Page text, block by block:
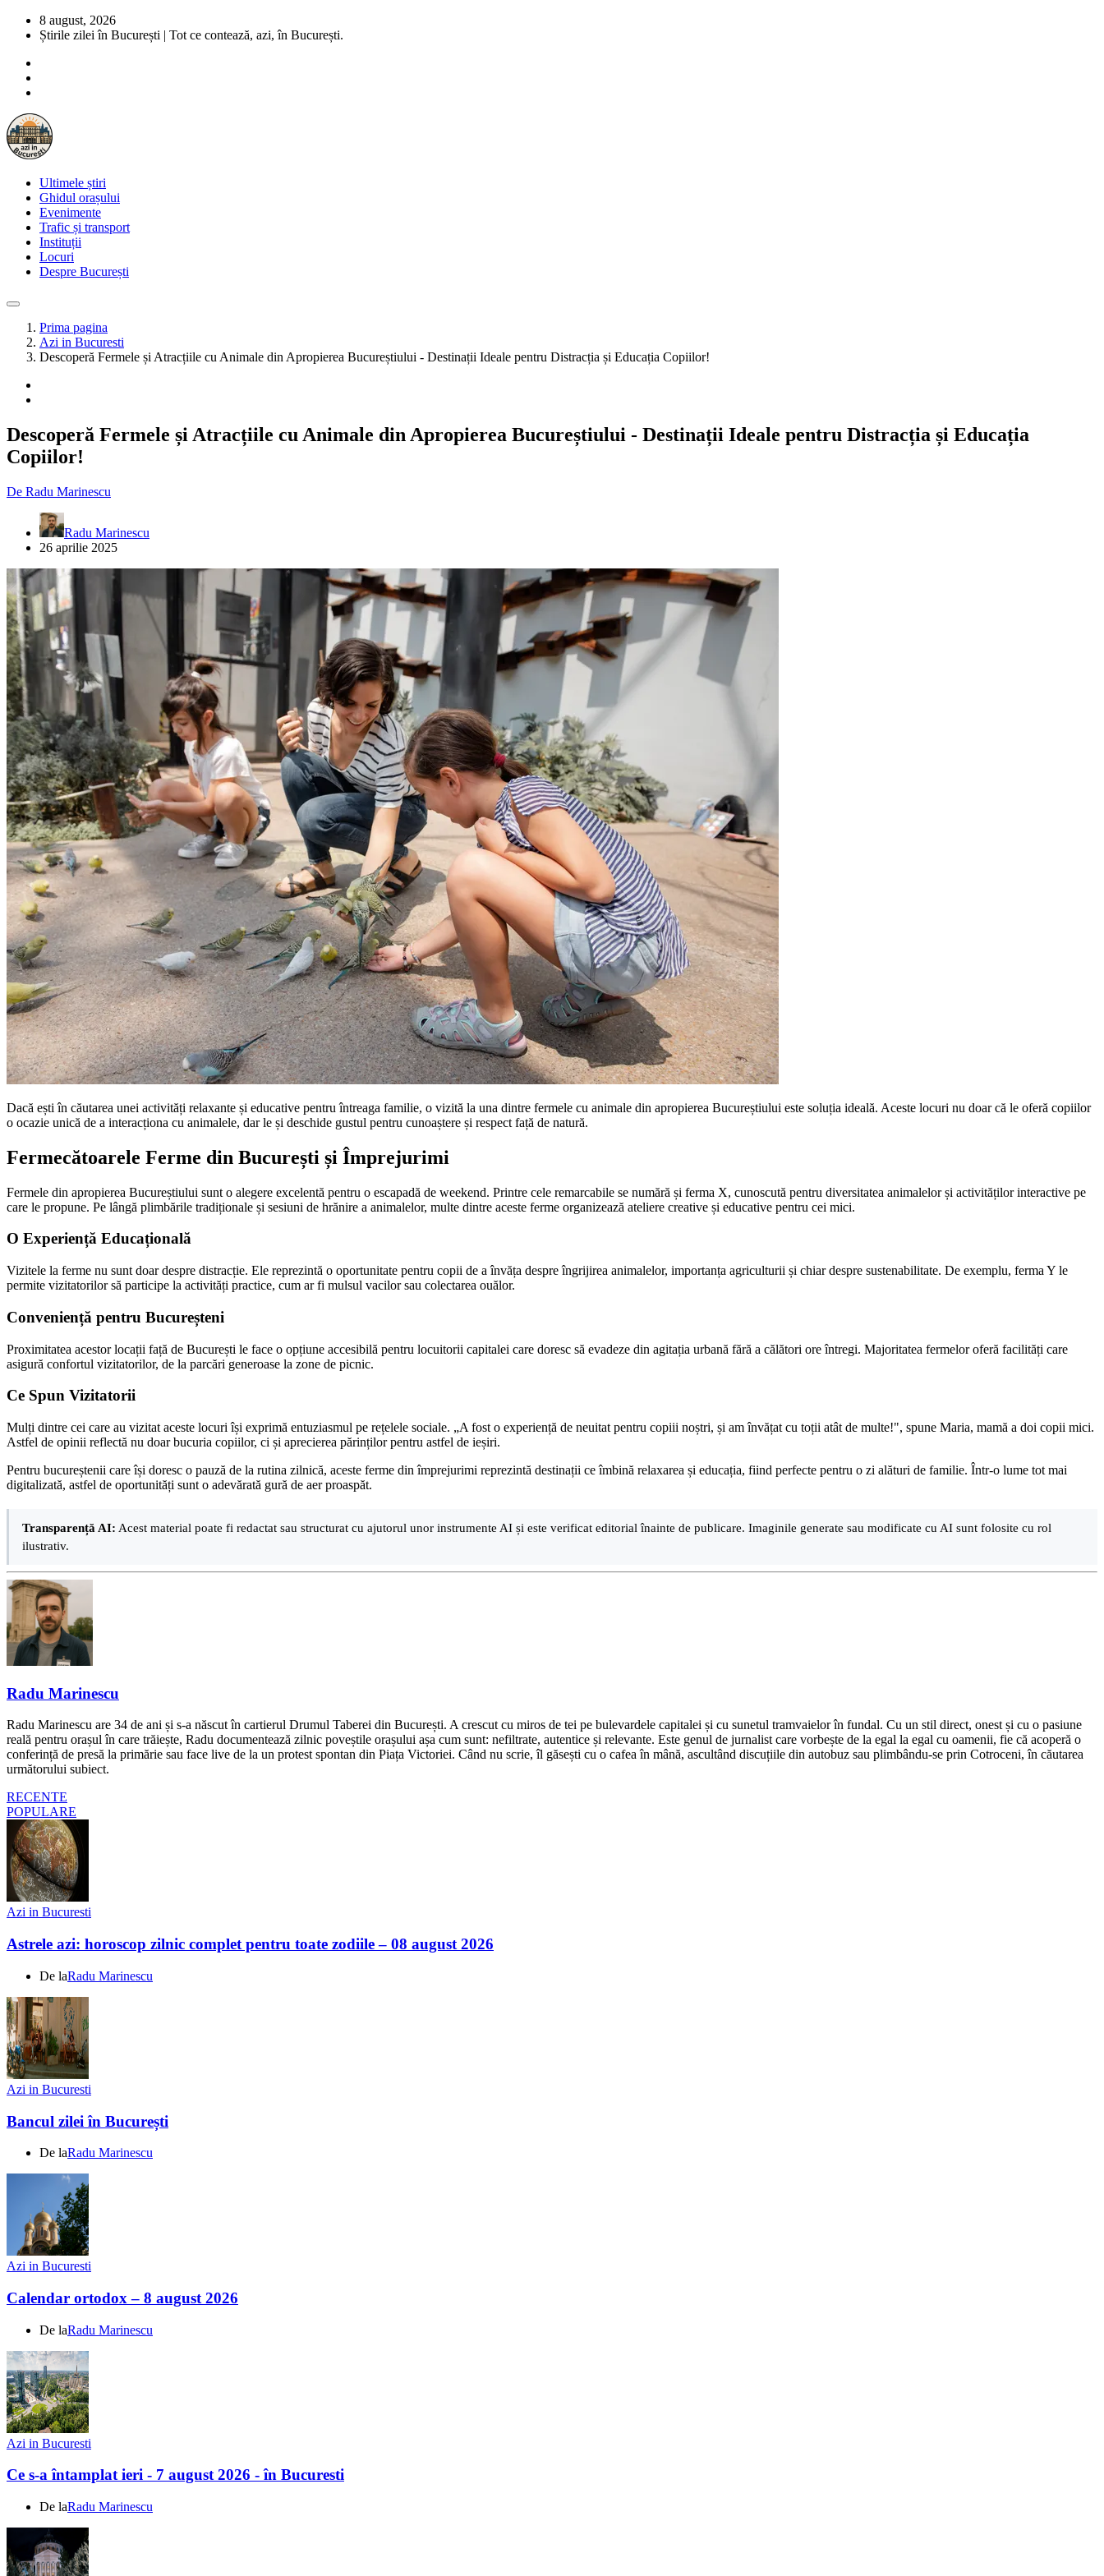
8 august, 2026
Știrile zilei în București | Tot ce contează, azi, în București.
Ultimele știri
Ghidul orașului
Evenimente
Trafic și transport
Instituții
Locuri
Despre București
Prima pagina
Azi in Bucuresti
Descoperă Fermele și Atracțiile cu Animale din Apropierea Bucureștiului - Destinații Ideale pentru Distracția și Educația Copiilor!
Descoperă Fermele și Atracțiile cu Animale din Apropierea Bucureștiului - Destinații Ideale pentru Distracția și Educația
Copiilor!
De Radu Marinescu
Radu Marinescu
26 aprilie 2025
Dacă ești în căutarea unei activități relaxante și educative pentru întreaga familie, o vizită la una dintre fermele cu animale din apropierea Bucureștiului este soluția ideală. Aceste locuri nu doar că le oferă copiilor
o ocazie unică de a interacționa cu animalele, dar le și deschide gustul pentru cunoaștere și respect față de natură.
Fermecătoarele Ferme din București și Împrejurimi
Fermele din apropierea Bucureștiului sunt o alegere excelentă pentru o escapadă de weekend. Printre cele remarcabile se numără și ferma X, cunoscută pentru diversitatea animalelor și activităților interactive pe
care le propune. Pe lângă plimbările tradiționale și sesiuni de hrănire a animalelor, multe dintre aceste ferme organizează ateliere creative și educative pentru cei mici.
O Experiență Educațională
Vizitele la ferme nu sunt doar despre distracție. Ele reprezintă o oportunitate pentru copii de a învăța despre îngrijirea animalelor, importanța agriculturii și chiar despre sustenabilitate. De exemplu, ferma Y le
permite vizitatorilor să participe la activități practice, cum ar fi mulsul vacilor sau colectarea ouălor.
Conveniență pentru Bucureșteni
Proximitatea acestor locații față de București le face o opțiune accesibilă pentru locuitorii capitalei care doresc să evadeze din agitația urbană fără a călători ore întregi. Majoritatea fermelor oferă facilități care
asigură confortul vizitatorilor, de la parcări generoase la zone de picnic.
Ce Spun Vizitatorii
Mulți dintre cei care au vizitat aceste locuri își exprimă entuziasmul pe rețelele sociale. „A fost o experiență de neuitat pentru copiii noștri, și am învățat cu toții atât de multe!", spune Maria, mamă a doi copii mici.
Astfel de opinii reflectă nu doar bucuria copiilor, ci și aprecierea părinților pentru astfel de ieșiri.
Pentru bucureștenii care își doresc o pauză de la rutina zilnică, aceste ferme din împrejurimi reprezintă destinații ce îmbină relaxarea și educația, fiind perfecte pentru o zi alături de familie. Într-o lume tot mai
digitalizată, astfel de oportunități sunt o adevărată gură de aer proaspăt.
Transparență AI: Acest material poate fi redactat sau structurat cu ajutorul unor instrumente AI și este verificat editorial înainte de publicare. Imaginile generate sau modificate cu AI sunt folosite cu rol
ilustrativ.
Radu Marinescu
Radu Marinescu are 34 de ani și s-a născut în cartierul Drumul Taberei din București. A crescut cu miros de tei pe bulevardele capitalei și cu sunetul tramvaielor în fundal. Cu un stil direct, onest și cu o pasiune
reală pentru orașul în care trăiește, Radu documentează zilnic poveștile orașului așa cum sunt: nefiltrate, autentice și relevante. Este genul de jurnalist care vorbește de la egal la egal cu oamenii, fie că acoperă o
conferință de presă la primărie sau face live de la un protest spontan din Piața Victoriei. Când nu scrie, îl găsești cu o cafea în mână, ascultând discuțiile din autobuz sau plimbându-se prin Cotroceni, în căutarea
următorului subiect.
RECENTE
POPULARE
Azi in Bucuresti
Astrele azi: horoscop zilnic complet pentru toate zodiile – 08 august 2026
De laRadu Marinescu
Azi in Bucuresti
Bancul zilei în București
De laRadu Marinescu
Azi in Bucuresti
Calendar ortodox – 8 august 2026
De laRadu Marinescu
Azi in Bucuresti
Ce s-a întamplat ieri - 7 august 2026 - în Bucuresti
De laRadu Marinescu